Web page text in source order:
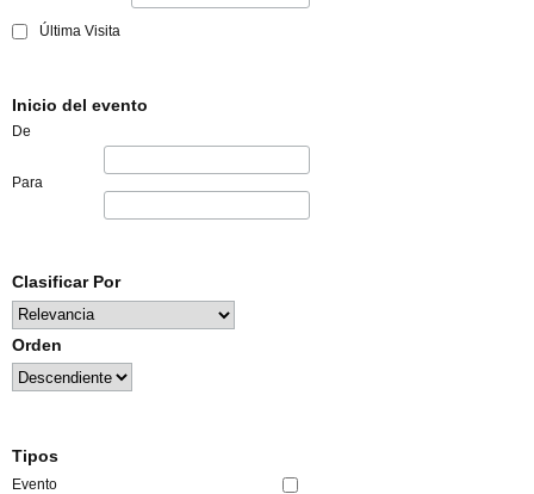
Última Visita
Inicio del evento
De
Para
Clasificar Por
Orden
Tipos
Evento